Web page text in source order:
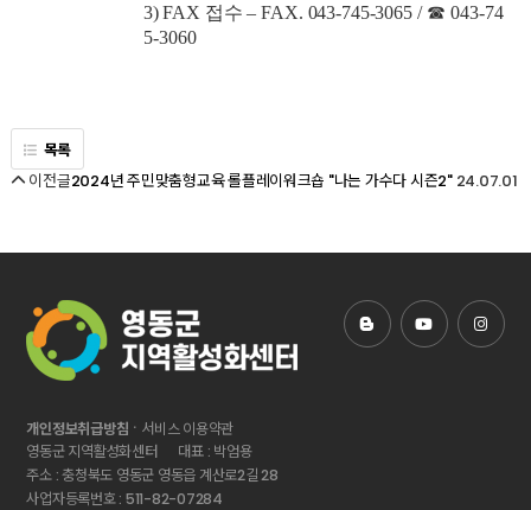
3) FAX 접수–FAX. 043-745-3065 / ☎ 043-74
5-3060
목록
이전글2024년 주민맞춤형교육 롤플레이워크숍 "나는 가수다 시즌2" 24.07.01
개인정보취급방침 ㆍ 서비스 이용약관
영동군 지역활성화센터
대표 : 박엄용
주소 : 충청북도 영동군 영동읍 계산로2길 28
사업자등록번호 : 511-82-07284